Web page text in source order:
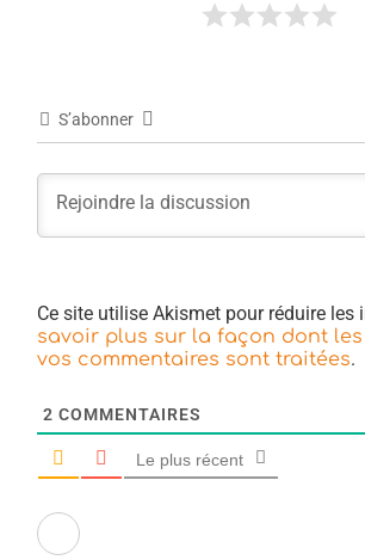
S’abonner
Ce site utilise Akismet pour réduire les
savoir plus sur la façon dont
vos commentaires sont traitées.
2 COMMENTAIRES
Le plus récent